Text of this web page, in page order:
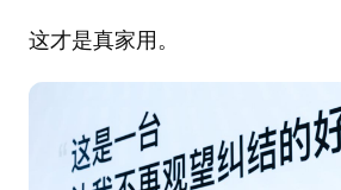
这才是真家用。